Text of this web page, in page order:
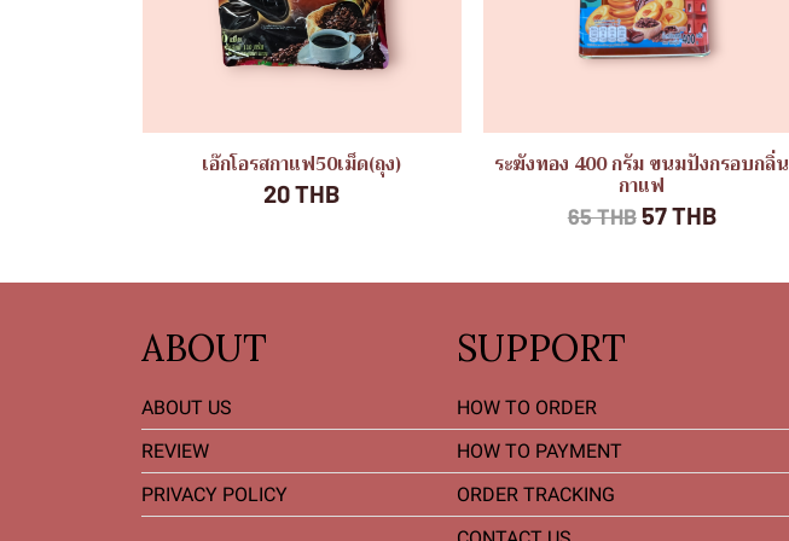
เอ๊กโอรสกาแฟ50เม็ด(ถุง)
20 THB
ระฆังทอง 400 กรัม ขนมปังกรอบกลิ่น
กาแฟ
65 THB57 THB
ABOUT
ABOUT US
REVIEW
PRIVACY POLICY
SUPPORT
HOW TO ORDER
HOW TO PAYMENT
ORDER TRACKING